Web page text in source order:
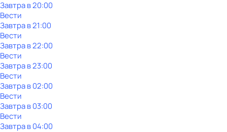
Завтра в 20:00
Вести
Завтра в 21:00
Вести
Завтра в 22:00
Вести
Завтра в 23:00
Вести
Завтра в 02:00
Вести
Завтра в 03:00
Вести
Завтра в 04:00